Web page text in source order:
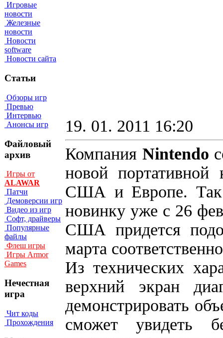
Игровые
новости
Железные
новости
Новости
software
Новости сайта
Статьи
Обзоры игр
Превью
Интервью
Анонсы игр
Файловый
архив
Игры от
ALAWAR
Патчи
Демоверсии игр
Видео из игр
Софт, драйверы
Популярные
файлы
Флеш игры
Игры Armor
Games
Нечестная
игра
Чит коды
Прохождения
19. 01. 2011 16:20
Компания Nintendo
новой
США и Европе. Так
новинку уже с 26
США придется
марта
Из технических
верхний экран
демонстрировать
сможет увидеть